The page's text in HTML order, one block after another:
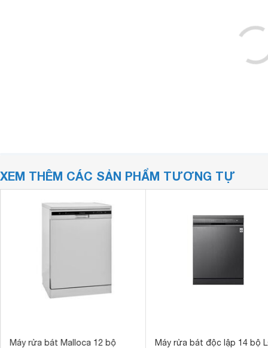
XEM THÊM CÁC SẢN PHẨM TƯƠNG TỰ
Máy rửa bát Malloca 12 bộ
Máy rửa bát độc lập 14 bộ